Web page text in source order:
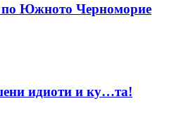
по Южното Черноморие
идиоти и ку…та!